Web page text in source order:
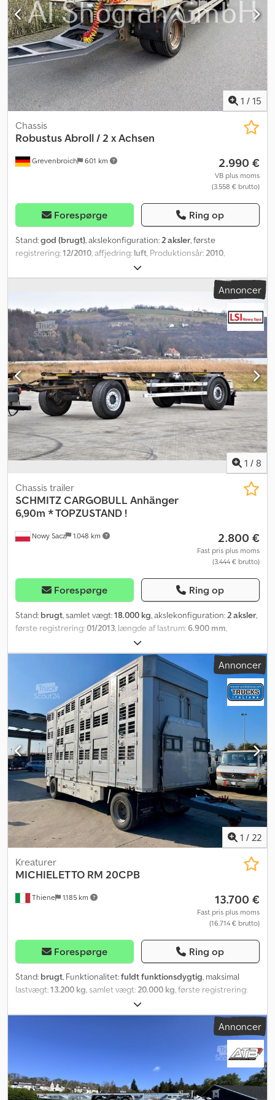
1 / 15
Grevenbroich 601 km
Chassis
RobustusAbroll / 2 x Achsen
2.990 €
VB plus moms
(3.558 € brutto)
Forespørge Ring op
Stand:god (brugt), akslekonfiguration:2 aksler, første
registrering:12/2010, affjedring: luft, Produktionsår:2010,
Affjedring: Luftaffjedring Egenvægt: 4.460 kg Lastkapacitet: 14.540
kg Totalvægt: 19.000 kg Teknisk stand: god Optisk stand: god
Køretøjsnummer: Kroghejs trailer: 01 Dwsdey Hdiiopfx Ap Iea
Robust Kaiser / kroghejs / 2 aksler .: VHRR2102PA2C00490
Egenvægt: 4.460 kg Totalvægt: 19.000 kg = Firmainformationer =
Intet ansvar for tryk- eller skrivefejl, ændringer, mellemsalg og fejl
forbeholdes! Al Shogran GmbH An der Glashütte 15 41516
Grevenbroich Tlf.: Mobil: Fru Sabine Faust Email.
Annoncer
1 / 8
Nowy Sacz 1.048 km
Chassis trailer
SCHMITZ CARGOBULL Anhänger
6,90m * TOPZUSTAND !
2.800 €
Fast pris plus moms
(3.444 € brutto)
Forespørge Ring op
Stand: brugt, samlet vægt:18.000 kg, akslekonfiguration:2 aksler,
første registrering:01/2013, længde af lastrum:6.900 mm,
, SCHMITZ Dwjdpfxjphkrnj Ap Ija Anhænger
6,90 m Importeret / UDEN UHELD I MEGET GOD STAND! ?
PRODUKTIONSÅR: 2013 LUFTAFFJEDRING DÆKSTØRRELSE:
385/65R22,5 TOTALVÆGT: 18.000 kg PLATFORM: 6,90 m TEL: KUBA -
POLSK, ENGELSK, TYSK, ITALIENSK SEBASTIAN - POLSK, TYSK,
ITALIENSK, ????? LASZLO - UNGARSK COSTEL - ROMÆNSK
(Romænsk: Vi ordner alle eksportformaliteter inkl. nummerplader)
RADEK - ?????
Annoncer
1 / 22
Thiene 1.185 km
Kreaturer
MICHIELETTO RM 20CPB
13.700 €
Fast pris plus moms
(16.714 € brutto)
Forespørge Ring op
Stand: brugt, Funktionalitet:fuldt funktionsdygtig, maksimal
lastvægt:13.200 kg, samlet vægt:20.000 kg, første registrering:
06/2026
læsningsbredde:2.250 mm, lastepladshøjde:2.700 mm, samlet
, total højde:3.900
, dækkets tilstand:
, Produktionsår:
, MICHIELETTO RM 20 CPB TRAILER;
LASTVOGN TIL DYRETRANSPORT, 3 AFDÆKKEDE OG
VENTILEREDE ETAGER MED FLYTBARE DÆK OG TAG – BAG- OG
Annoncer